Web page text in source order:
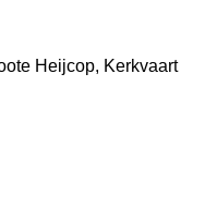
Heijcop, Kerkvaart